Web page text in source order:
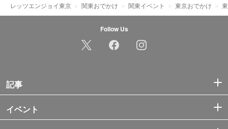
レッツエンジョイ東京 関東おでかけ 関東イベント 東京おでかけ
Follow Us
記事
イベント